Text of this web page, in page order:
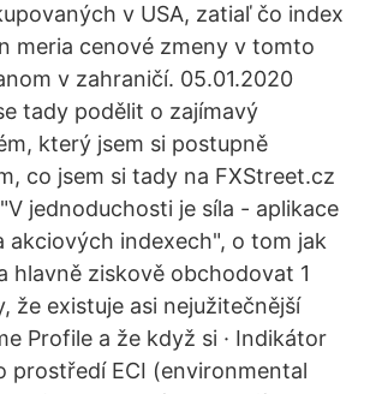
v USA, zatiaľ čo index
meria cenové zmeny v tomto
v zahraničí. 05.01.2020
tady podělit o zajímavý
který jsem si postupně
co jsem si tady na FXStreet.cz
jednoduchosti je síla - aplikace
akciových indexech", o tom jak
hlavně ziskově obchodovat 1
že existuje asi nejužitečnější
Profile a že když si · Indikátor
prostředí ECI (environmental